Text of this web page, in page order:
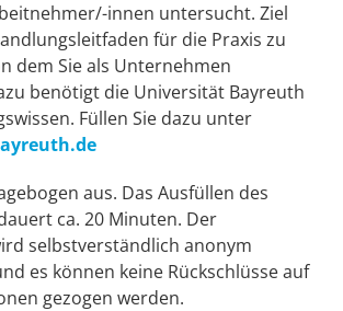
innen untersucht. Ziel
für die Praxis zu
dem Sie als Unternehmen
benötigt die Universität Bayreuth
Füllen Sie dazu unter
aus. Das Ausfüllen des
ca. 20 Minuten. Der
selbstverständlich anonym
es können keine Rückschlüsse auf
gezogen werden.